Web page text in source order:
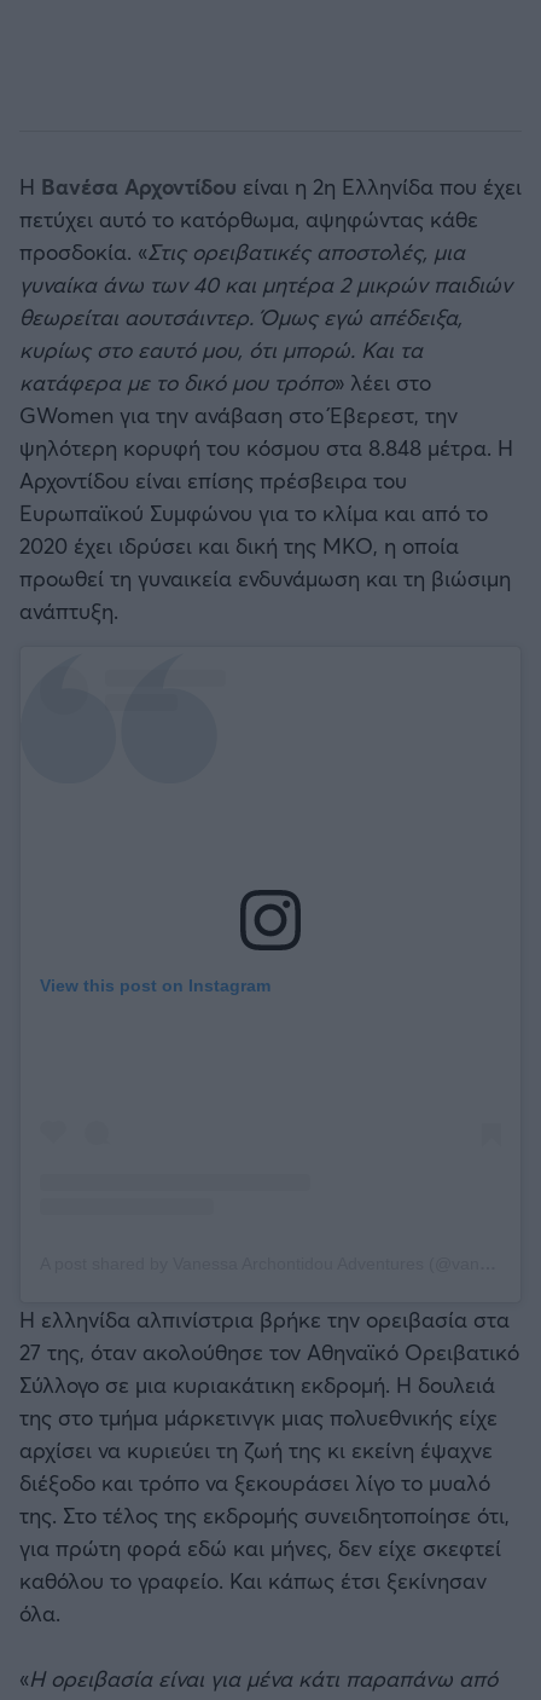
Η Βανέσα Αρχοντίδου είναι η 2η Ελληνίδα που έχει
πετύχει αυτό το κατόρθωμα, αψηφώντας κάθε
προσδοκία. «Στις ορειβατικές αποστολές, μια
γυναίκα άνω των 40 και μητέρα 2 μικρών παιδιών
θεωρείται αουτσάιντερ. Όμως εγώ απέδειξα,
κυρίως στο εαυτό μου, ότι μπορώ. Και τα
κατάφερα με το δικό μου τρόπο» λέει στο
GWomen για την ανάβαση στο Έβερεστ, την
ψηλότερη κορυφή του κόσμου στα 8.848 μέτρα. Η
Αρχοντίδου είναι επίσης πρέσβειρα του
Ευρωπαϊκού Συμφώνου για το κλίμα και από το
2020 έχει ιδρύσει και δική της ΜΚΟ, η οποία
προωθεί τη γυναικεία ενδυνάμωση και τη βιώσιμη
ανάπτυξη.
View this post on Instagram
Η ελληνίδα αλπινίστρια βρήκε την ορειβασία στα
27 της, όταν ακολούθησε τον Αθηναϊκό Ορειβατικό
Σύλλογο σε μια κυριακάτικη εκδρομή. Η δουλειά
της στο τμήμα μάρκετινγκ μιας πολυεθνικής είχε
αρχίσει να κυριεύει τη ζωή της κι εκείνη έψαχνε
διέξοδο και τρόπο να ξεκουράσει λίγο το μυαλό
της. Στο τέλος της εκδρομής συνειδητοποίησε ότι,
για πρώτη φορά εδώ και μήνες, δεν είχε σκεφτεί
καθόλου το γραφείο. Και κάπως έτσι ξεκίνησαν
όλα.
«Η ορειβασία είναι για μένα κάτι παραπάνω από